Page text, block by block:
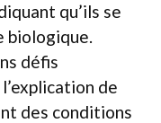
qu’ils se
biologique.
défis
de
des conditions